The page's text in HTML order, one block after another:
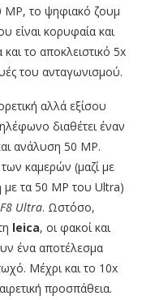
MP, το ψηφιακό ζουμ
είναι κορυφαία και
το αποκλειστικό 5x
του ανταγωνισμού.
αλλά εξίσου
διαθέτει έναν
ανάλυση 50 MP.
καμερών (μαζί με
τα 50 MP του Ultra)
Ultra. Ωστόσο,
leica, οι φακοί και
ένα αποτέλεσμα
Μέχρι και το 10x
προσπάθεια.